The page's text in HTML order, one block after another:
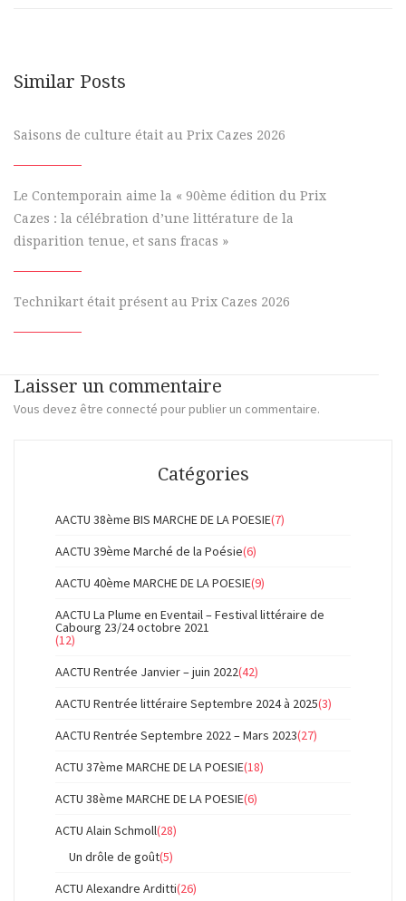
Similar Posts
Saisons de culture était au Prix Cazes 2026
Le Contemporain aime la « 90ème édition du Prix
Cazes : la célébration d’une littérature de la
disparition tenue, et sans fracas »
Technikart était présent au Prix Cazes 2026
Laisser un commentaire
Vous devez être connecté pour publier un commentaire.
Catégories
AACTU 38ème BIS MARCHE DE LA POESIE(7)
AACTU 39ème Marché de la Poésie(6)
AACTU 40ème MARCHE DE LA POESIE(9)
AACTU La Plume en Eventail – Festival littéraire de
Cabourg 23/24 octobre 2021
(12)
AACTU Rentrée Janvier – juin 2022(42)
AACTU Rentrée littéraire Septembre 2024 à 2025(3)
AACTU Rentrée Septembre 2022 – Mars 2023(27)
ACTU 37ème MARCHE DE LA POESIE(18)
ACTU 38ème MARCHE DE LA POESIE(6)
ACTU Alain Schmoll(28)
Un drôle de goût(5)
ACTU Alexandre Arditti(26)